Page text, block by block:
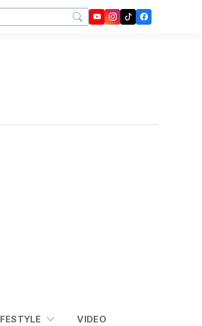
VIDEO